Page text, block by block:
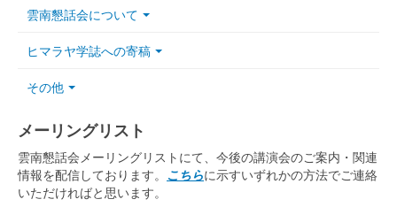
雲南懇話会について
ヒマラヤ学誌への寄稿
その他
メーリングリスト
雲南懇話会メーリングリストにて、今後の講演会のご案内・関連
情報を配信しております。 こちらに示すいずれかの方法でご連絡
いただければと思います。